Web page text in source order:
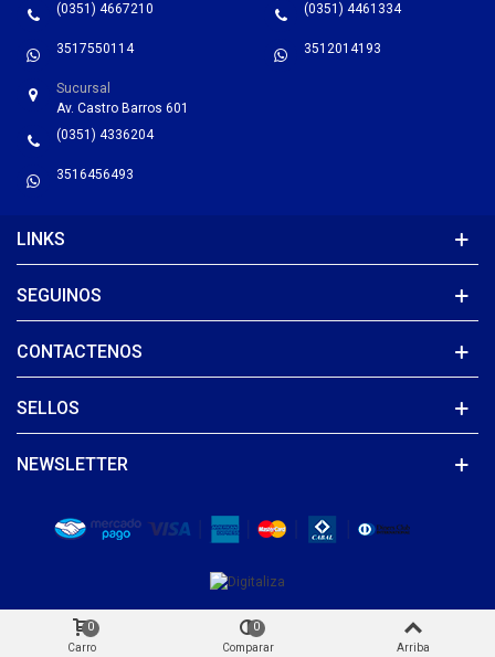
(0351) 4667210
3517550114
(0351) 4461334
3512014193
Sucursal
Av. Castro Barros 601
(0351) 4336204
3516456493
LINKS
SEGUINOS
CONTACTENOS
SELLOS
NEWSLETTER
Carro
0
Comparar
0
Arriba